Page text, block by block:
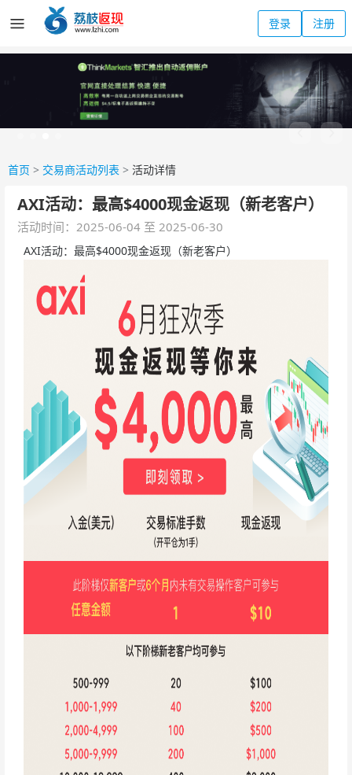
登录 注册
首页 > 交易商活动列表 > 活动详情
AXI活动：最高$4000现金返现（新老客户）
活动时间：2025-06-04 至 2025-06-30
AXI活动：最高$4000现金返现（新老客户）